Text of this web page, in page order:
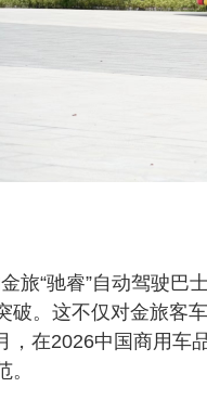
旅“驰睿”自动驾驶巴
破。这不仅对金旅客
， 在2026中国商用车
。